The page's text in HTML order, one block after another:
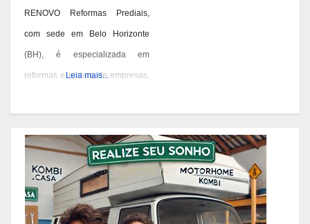
RENOVO Reformas Prediais,
com sede em Belo Horizonte
(BH), é especializada em
reformas e pintura de empresas,
experiência desde 1978 e são
conhecidos por seus serviços de
qualidade em BH. Você pode
contatá-los pelos telefones 31
3473-2000, 3357-1961 ou
98687-2000 se você está
Leia mais...